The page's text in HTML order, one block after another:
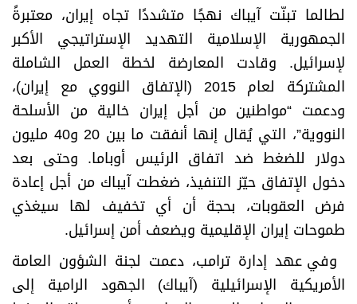
لطالما تبنّت آيباك نهجًا متشددًا تجاه إيران، معتبرةً
الجمهورية الإسلامية التهديد الإستراتيجي الأكبر
لإسرائيل. وقادت المعارضة لخطة العمل الشاملة
المشتركة لعام 2015 (الإتفاق النووي مع إيران)،
ودعمت “مواطنين من أجل إيران خالية من الأسلحة
النووية”، التي يُقال إنها أنفقت ما بين 20 و40 مليون
دولار للضغط ضد اتفاق الرئيس أوباما. وحتى بعد
دخول الإتفاق حيّز التنفيذ، ضغطت آيباك من أجل إعادة
فرض العقوبات، بحجة أن أي تخفيف لها سيغذي
طموحات إيران الإقليمية ويضعف أمن إسرائيل.
وفي عهد إدارة ترامب، دعمت لجنة الشؤون العامة
الأمريكية الإسرائيلية (آيباك) الجهود الرامية إلى